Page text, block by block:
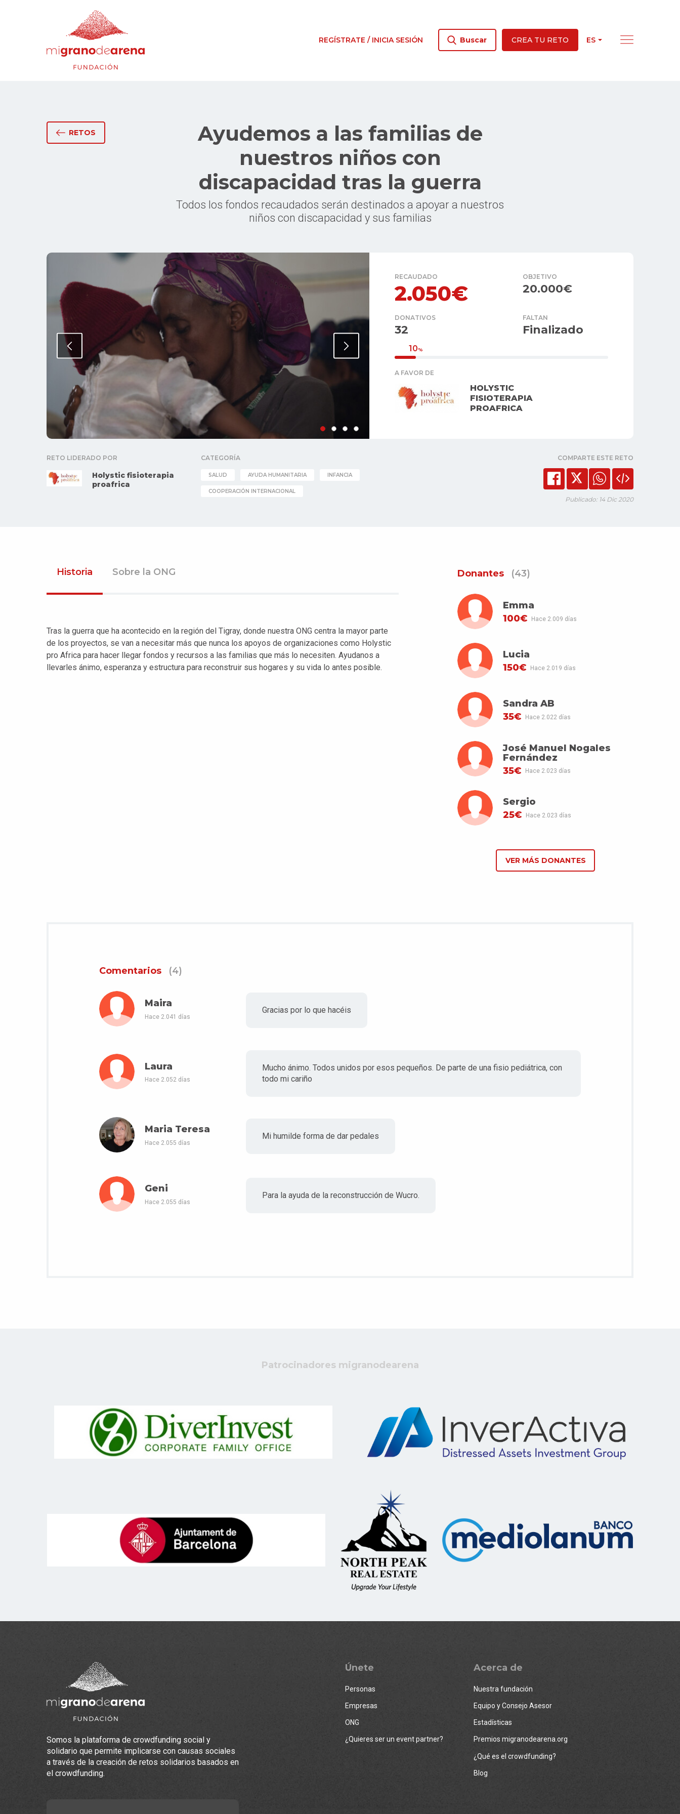
REGÍSTRATE / INICIA SESIÓN Buscar CREA TU RETO ES
RETOS
Ayudemos a las familias de
nuestros niños con
discapacidad tras la guerra
Todos los fondos recaudados serán destinados a apoyar a nuestros
niños con discapacidad y sus familias
RECAUDADO
2.050€
OBJETIVO
20.000€
DONATIVOS
32
FALTAN
Finalizado
10%
A FAVOR DE
HOLYSTIC
FISIOTERAPIA
PROAFRICA
RETO LIDERADO POR
Holystic fisioterapia
proafrica
CATEGORÍA
SALUD AYUDA HUMANITARIA INFANCIA
COOPERACIÓN INTERNACIONAL
COMPARTE ESTE RETO
Publicado: 14 Dic 2020
Historia Sobre la ONG
Tras la guerra que ha acontecido en la región del Tigray, donde nuestra ONG centra la mayor parte
de los proyectos, se van a necesitar más que nunca los apoyos de organizaciones como Holystic
pro Africa para hacer llegar fondos y recursos a las familias que más lo necesiten. Ayudanos a
llevarles ánimo, esperanza y estructura para reconstruir sus hogares y su vida lo antes posible.
Donantes (43)
Emma
100€
Hace 2.009 días
Lucia
150€
Hace 2.019 días
Sandra AB
35€
Hace 2.022 días
José Manuel Nogales
Fernández
35€
Hace 2.023 días
Sergio
25€
Hace 2.023 días
VER MÁS DONANTES
Comentarios (4)
Maira
Hace 2.041 días
Gracias por lo que hacéis
Laura
Hace 2.052 días
Mucho ánimo. Todos unidos por esos pequeños. De parte de una fisio pediátrica, con
todo mi cariño
Maria Teresa
Hace 2.055 días
Mi humilde forma de dar pedales
Geni
Hace 2.055 días
Para la ayuda de la reconstrucción de Wucro.
Patrocinadores migranodearena
Somos la plataforma de crowdfunding social y
solidario que permite implicarse con causas sociales
a través de la creación de retos solidarios basados en
el crowdfunding.
Únete
Personas
Empresas
ONG
¿Quieres ser un event partner?
Acerca de
Nuestra fundación
Equipo y Consejo Asesor
Estadísticas
Premios migranodearena.org
¿Qué es el crowdfunding?
Blog